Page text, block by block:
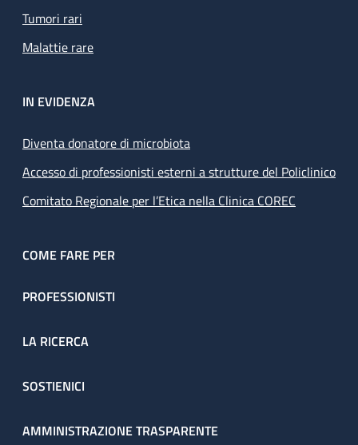
Tumori rari
Malattie rare
IN EVIDENZA
Diventa donatore di microbiota
Accesso di professionisti esterni a strutture del Policlinico
Comitato Regionale per l’Etica nella Clinica COREC
COME FARE PER
PROFESSIONISTI
LA RICERCA
SOSTIENICI
AMMINISTRAZIONE TRASPARENTE